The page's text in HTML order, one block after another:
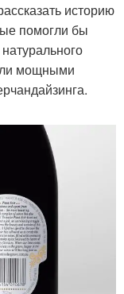
историю
помогли бы
мощными